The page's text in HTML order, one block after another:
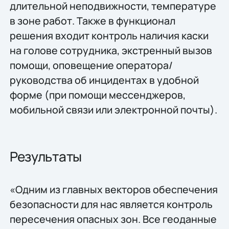
длительной неподвижности, температуре
в зоне работ. Также в функционал
решения входит контроль наличия каски
на голове сотрудника, экстренный вызов
помощи, оповещение оператора/
руководства​ об инцидентах в удобной
форме (при помощи мессенджеров,
мобильной связи или электронной почты).
Результаты
«Одним из главных векторов обеспечения
безопасности для нас является контроль
пересечения опасных зон. Все геоданные